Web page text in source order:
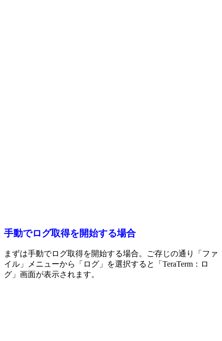
手動でログ取得を開始する場合
まずは手動でログ取得を開始する場合。ご存じの通り「ファ
イル」メニューから「ログ」を選択すると「TeraTerm：ロ
グ」画面が表示されます。